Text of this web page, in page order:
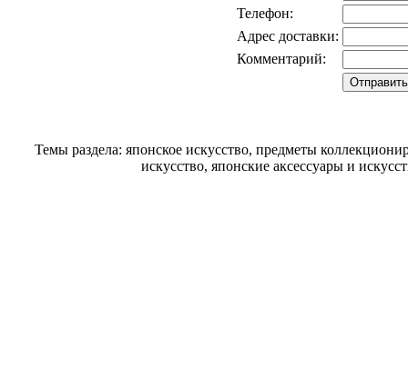
Телефон:
Адрес доставки:
Комментарий:
Темы раздела: японское искусство, предметы
искусство, японские аксессуары и